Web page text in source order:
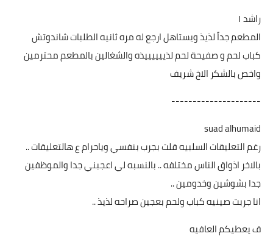
راشد ١
المطعم جداً لذيذ ويستاهل ارجع له مره ثانيه الطلبات شاندوتش
كباب لحم و صفيحة لحم لذييييييذه والشغالين بالمطعم محترمين
واخص بالشكر الاخ شريف
---------------------
suad alhumaid
رغم التعليقات السلبيه قلت بجرب بنفسي وياحرام ع هالتعليقات ..
بالاخر اذواق الناس مختلفه .. بالنسبه لي اعجبني جدا والموظفين
جدا بشوشين وخدومين ..
انا جربت صينيه كباب ولحم بعجين صراحه لذيذ ..
ف يعطيكم العافيه